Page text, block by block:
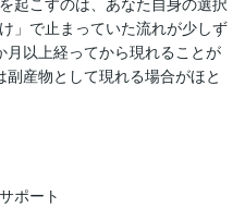
」で止まっていた流れが少しず
以上経ってから現れることが
産物として現れる場合がほと
ポート